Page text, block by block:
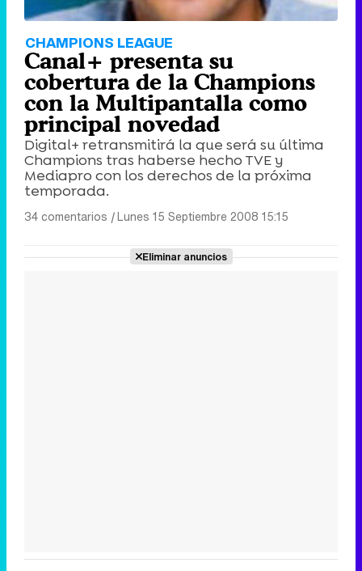
CHAMPIONS LEAGUE
Canal+ presenta su
cobertura de la Champions
con la Multipantalla como
principal novedad
Digital+ retransmitirá la que será su última
Champions tras haberse hecho TVE y
Mediapro con los derechos de la próxima
temporada.
34 comentarios |Lunes 15 Septiembre 2008 15:15
Eliminar anuncios